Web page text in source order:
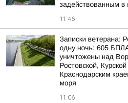
задействованным в
11:46
Записки ветерана:
одну ночь: 605
уничтожены над
Ростовской,
Краснодарским
моря
11:06